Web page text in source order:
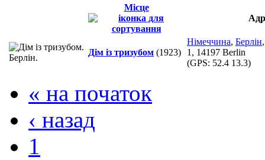
Місце
Дім із тризубом (1923)
Німеччина, Берлін
1, 14197 Berlin
(GPS: 52.4 13.3)
« на початок
‹ назад
1